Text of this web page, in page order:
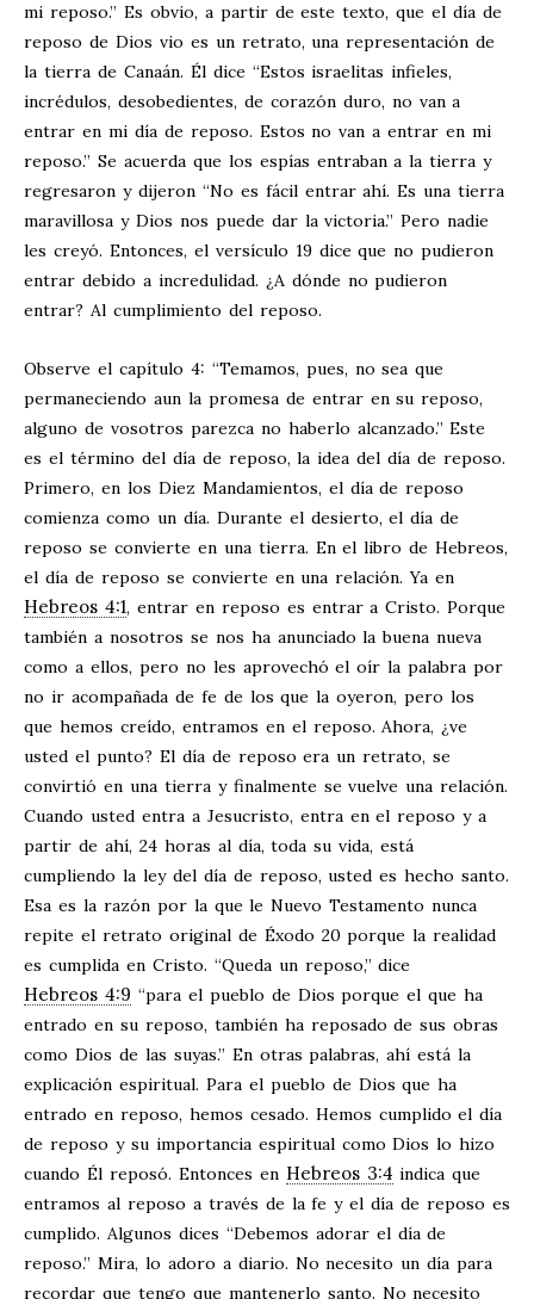
mi reposo.” Es obvio, a partir de este texto, que el día de
reposo de Dios vio es un retrato, una representación de
la tierra de Canaán. Él dice “Estos israelitas infieles,
incrédulos, desobedientes, de corazón duro, no van a
entrar en mi día de reposo. Estos no van a entrar en mi
reposo.” Se acuerda que los espías entraban a la tierra y
regresaron y dijeron “No es fácil entrar ahí. Es una tierra
maravillosa y Dios nos puede dar la victoria.” Pero nadie
les creyó. Entonces, el versículo 19 dice que no pudieron
entrar debido a incredulidad. ¿A dónde no pudieron
entrar? Al cumplimiento del reposo.
Observe el capítulo 4: “Temamos, pues, no sea que
permaneciendo aun la promesa de entrar en su reposo,
alguno de vosotros parezca no haberlo alcanzado.” Este
es el término del día de reposo, la idea del día de reposo.
Primero, en los Diez Mandamientos, el día de reposo
comienza como un día. Durante el desierto, el día de
reposo se convierte en una tierra. En el libro de Hebreos,
el día de reposo se convierte en una relación. Ya en
Hebreos 4:1, entrar en reposo es entrar a Cristo. Porque
también a nosotros se nos ha anunciado la buena nueva
como a ellos, pero no les aprovechó el oír la palabra por
no ir acompañada de fe de los que la oyeron, pero los
que hemos creído, entramos en el reposo. Ahora, ¿ve
usted el punto? El día de reposo era un retrato, se
convirtió en una tierra y finalmente se vuelve una relación.
Cuando usted entra a Jesucristo, entra en el reposo y a
partir de ahí, 24 horas al día, toda su vida, está
cumpliendo la ley del día de reposo, usted es hecho santo.
Esa es la razón por la que le Nuevo Testamento nunca
repite el retrato original de Éxodo 20 porque la realidad
es cumplida en Cristo. “Queda un reposo,” dice
Hebreos 4:9 “para el pueblo de Dios porque el que ha
entrado en su reposo, también ha reposado de sus obras
como Dios de las suyas.” En otras palabras, ahí está la
explicación espiritual. Para el pueblo de Dios que ha
entrado en reposo, hemos cesado. Hemos cumplido el día
de reposo y su importancia espiritual como Dios lo hizo
cuando Él reposó. Entonces en Hebreos 3:4 indica que
entramos al reposo a través de la fe y el día de reposo es
cumplido. Algunos dices “Debemos adorar el día de
reposo.” Mira, lo adoro a diario. No necesito un día para
recordar que tengo que mantenerlo santo. No necesito